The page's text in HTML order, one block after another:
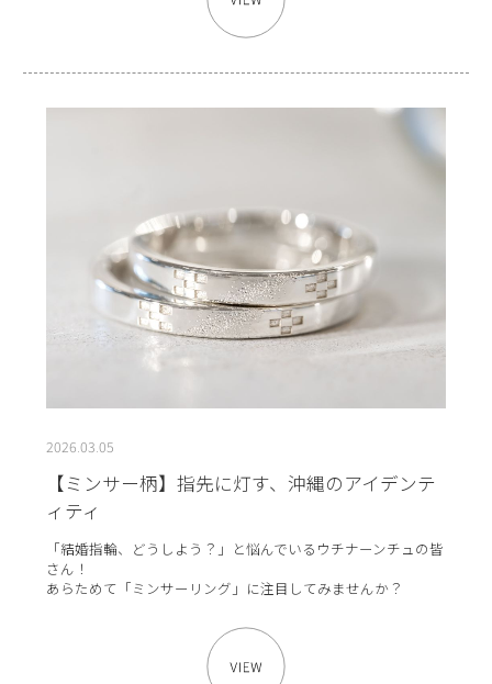
2026.03.05
【ミンサー柄】指先に灯す、沖縄のアイデンテ
ィティ
「結婚指輪、どうしよう？」と悩んでいるウチナーンチュの皆
さん！
あらためて「ミンサーリング」に注目してみませんか？